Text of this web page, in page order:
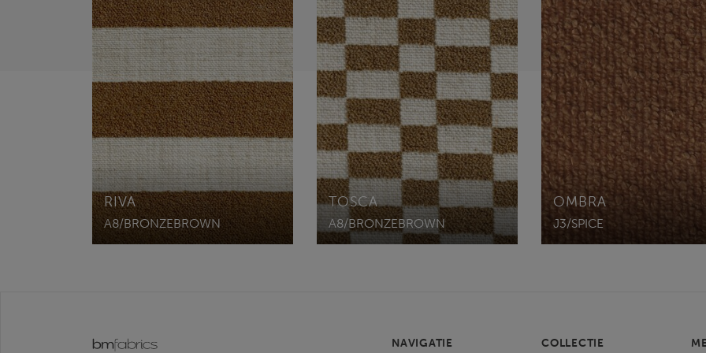
RIVA
A8/BRONZEBROWN
TOSCA
A8/BRONZEBROWN
OMBRA
J3/SPICE
NAVIGATIE COLLECTIE